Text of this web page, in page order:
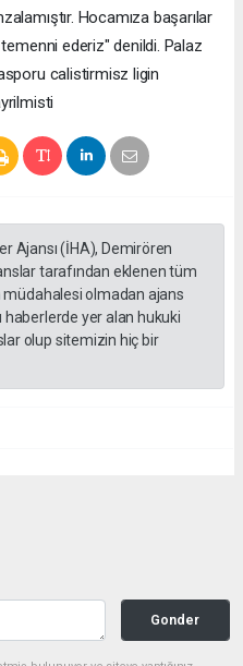
Hocamıza başarılar
temenni ederiz" denildi. Palaz
calistirmisz ligin
Ajansı (İHA), Demirören
tarafından eklenen tüm
olmadan ajans
haberlerde yer alan hukuki
olup sitemizin hiç bir
Gonder